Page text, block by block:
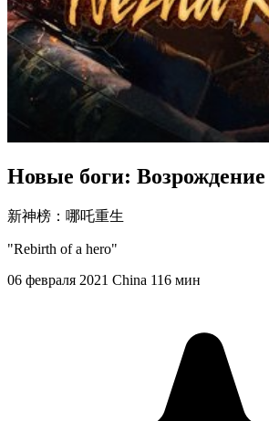
Новые боги:
新神榜：哪吒重生
"Rebirth of a hero"
06 февраля 2021 China 116 мин